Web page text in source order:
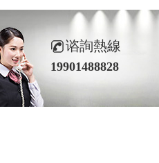
谘詢熱線
19901488828